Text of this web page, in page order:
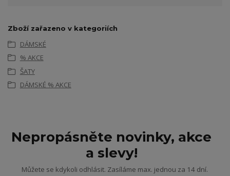
Zboží zařazeno v kategoriích
DÁMSKÉ
% AKCE
ŠATY
DÁMSKÉ % AKCE
Nepropásněte novinky, akce
a slevy!
Můžete se kdykoli odhlásit. Zasíláme max. jednou za 14 dní.